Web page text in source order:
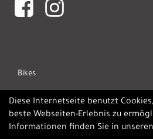
Bikes
Marken
Diese Internetseite benutzt
beste Webseiten-Erlebnis zu
Informationen finden Sie in unseren